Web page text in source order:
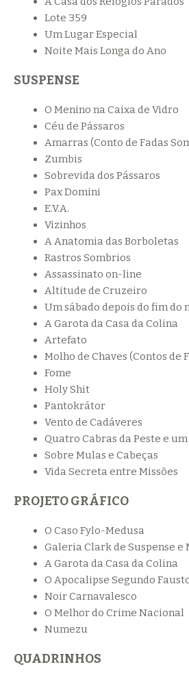
Lote 359
Um Lugar Especial
Noite Mais Longa do Ano
SUSPENSE
O Menino na Caixa de Vidro
Céu de Pássaros
Amarras (Conto de Fadas
Zumbis
Sobrevida dos Pássaros
Pax Domini
E.V.A.
Vizinhos
A Anatomia das Borboletas
Rastros Sombrios
Assassinato on-line
Altitude de Cruzeiro
Um sábado depois do fim do
A Garota da Casa da Colina
Artefato
Molho de Chaves (Contos de
Fome
Holy Shit
Pantokrátor
Vento de Cadáveres
Quatro Cabras da Peste e
Sobre Mulas e Cabeças
Vida Secreta entre Missões
PROJETO GRÁFICO
O Caso Fylo-Medusa
Galeria Clark de Suspense e
A Garota da Casa da Colina
O Apocalipse Segundo
Noir Carnavalesco
O Melhor do Crime Nacional
Numezu
QUADRINHOS